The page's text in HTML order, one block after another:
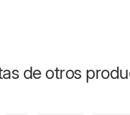
de otros